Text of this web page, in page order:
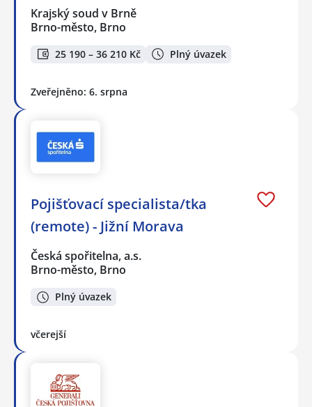
Krajský soud v Brně
Brno-město, Brno
25 190 – 36 210 Kč Plný úvazek
Zveřejněno: 6. srpna
Pojišťovací specialista/tka
(remote) - Jižní Morava
Česká spořitelna, a.s.
Brno-město, Brno
Plný úvazek
včerejší